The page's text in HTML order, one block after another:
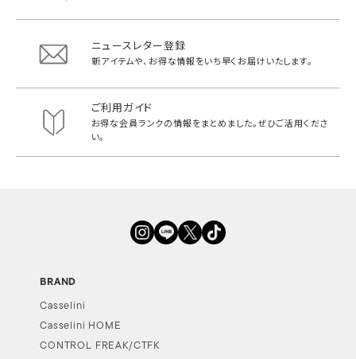
ニュースレター登録
新アイテムや、お得な情報をいち早く お届けいたします。
ご利用ガイド
お得な会員ランクの情報をまとめました。ぜひご活用くださ
い。
BRAND
Casselini
Casselini HOME
CONTROL FREAK/CTFK